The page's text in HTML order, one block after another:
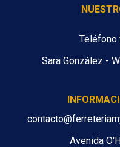
Teléfono
Sara González -
Avenida